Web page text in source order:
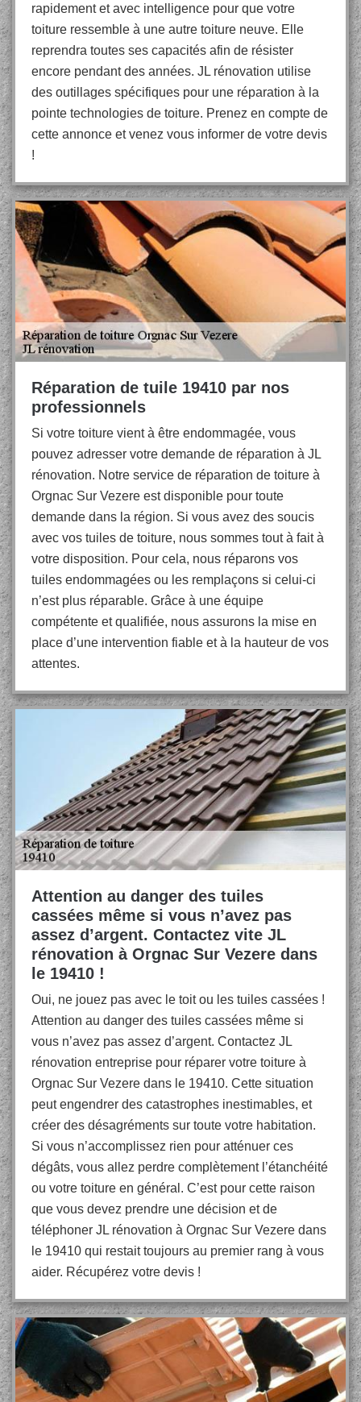
rapidement et avec intelligence pour que votre
toiture ressemble à une autre toiture neuve. Elle
reprendra toutes ses capacités afin de résister
encore pendant des années. JL rénovation utilise
des outillages spécifiques pour une réparation à la
pointe technologies de toiture. Prenez en compte de
cette annonce et venez vous informer de votre devis
!
Réparation de tuile 19410 par nos
professionnels
Si votre toiture vient à être endommagée, vous
pouvez adresser votre demande de réparation à JL
rénovation. Notre service de réparation de toiture à
Orgnac Sur Vezere est disponible pour toute
demande dans la région. Si vous avez des soucis
avec vos tuiles de toiture, nous sommes tout à fait à
votre disposition. Pour cela, nous réparons vos
tuiles endommagées ou les remplaçons si celui-ci
n’est plus réparable. Grâce à une équipe
compétente et qualifiée, nous assurons la mise en
place d’une intervention fiable et à la hauteur de vos
attentes.
Attention au danger des tuiles
cassées même si vous n’avez pas
assez d’argent. Contactez vite JL
rénovation à Orgnac Sur Vezere dans
le 19410 !
Oui, ne jouez pas avec le toit ou les tuiles cassées !
Attention au danger des tuiles cassées même si
vous n’avez pas assez d’argent. Contactez JL
rénovation entreprise pour réparer votre toiture à
Orgnac Sur Vezere dans le 19410. Cette situation
peut engendrer des catastrophes inestimables, et
créer des désagréments sur toute votre habitation.
Si vous n’accomplissez rien pour atténuer ces
dégâts, vous allez perdre complètement l’étanchéité
ou votre toiture en général. C’est pour cette raison
que vous devez prendre une décision et de
téléphoner JL rénovation à Orgnac Sur Vezere dans
le 19410 qui restait toujours au premier rang à vous
aider. Récupérez votre devis !